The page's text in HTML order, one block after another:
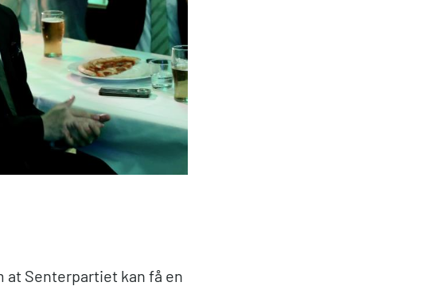
at Senterpartiet kan få en